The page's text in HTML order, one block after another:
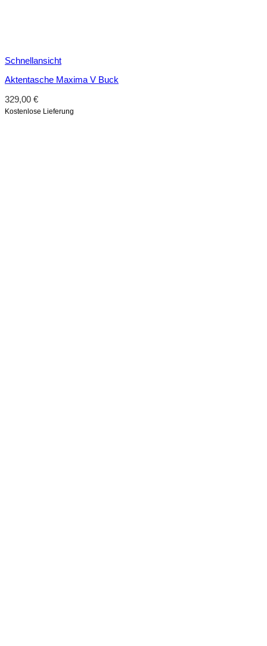
Schnellansicht
Aktentasche Maxima V Buck
329,00 €
Kostenlose Lieferung